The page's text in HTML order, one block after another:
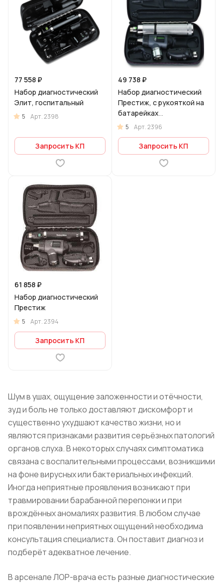
77 558 ₽
Набор диагностический
Элит, госпитальный
5 Арт.2398
Запросить КП
49 738 ₽
Набор диагностический
Престиж, с рукояткой на
батарейках
(осветителем горла не
комплектуется)
5 Арт.2396
Запросить КП
61 858 ₽
Набор диагностический
Престиж
5 Арт.2394
Запросить КП
Шум в ушах, ощущение заложенности и отёчности,
зуд и боль не только доставляют дискомфорт и
существенно ухудшают качество жизни, но и
являются признаками развития серьёзных патологий
органов слуха. В некоторых случаях симптоматика
связана с воспалительными процессами, возникшими
на фоне вирусных или бактериальных инфекций.
Иногда неприятные проявления возникают при
травмировании барабанной перепонки и при
врождённых аномалиях развития. В любом случае
при появлении неприятных ощущений необходима
консультация специалиста. Он поставит диагноз и
подберёт адекватное лечение.
В арсенале ЛОР-врача есть разные диагностические